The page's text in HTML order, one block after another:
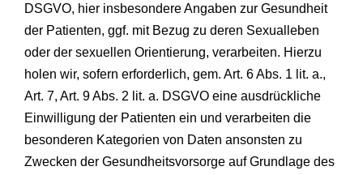
DSGVO, hier insbesondere Angaben zur Gesundheit
der Patienten, ggf. mit Bezug zu deren Sexualleben
oder der sexuellen Orientierung, verarbeiten. Hierzu
holen wir, sofern erforderlich, gem. Art. 6 Abs. 1 lit. a.,
Art. 7, Art. 9 Abs. 2 lit. a. DSGVO eine ausdrückliche
Einwilligung der Patienten ein und verarbeiten die
besonderen Kategorien von Daten ansonsten zu
Zwecken der Gesundheitsvorsorge auf Grundlage des